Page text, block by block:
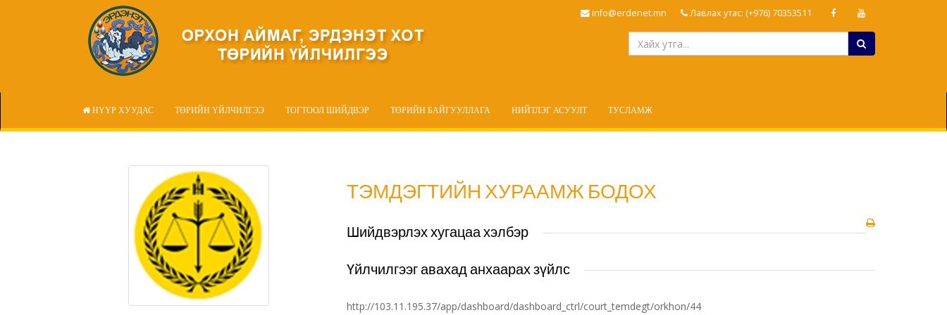
info@erdenet.mn Лавлах утас: (+976) 70353511
НҮҮР ХУУДАС ТӨРИЙН ҮЙЛЧИЛГЭЭ ТОГТООЛ ШИЙДВЭР ТӨРИЙН БАЙГУУЛЛАГА НИЙТЛЭГ АСУУЛТ ТУСЛАМЖ
ТЭМДЭГТИЙН ХУРААМЖ БОДОХ
Шийдвэрлэх хугацаа хэлбэр
Үйлчилгээг авахад анхаарах зүйлс
http://103.11.195.37/app/dashboard/dashboard_ctrl/court_temdegt/orkhon/44